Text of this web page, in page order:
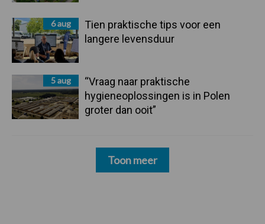
6 aug
Tien praktische tips voor een
langere levensduur
5 aug
“Vraag naar praktische
hygieneoplossingen is in Polen
groter dan ooit”
Toon meer